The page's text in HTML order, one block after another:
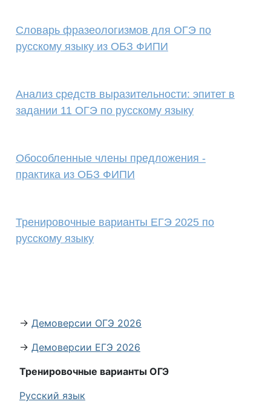
Словарь фразеологизмов для ОГЭ по
русскому языку из ОБЗ ФИПИ
Анализ средств выразительности: эпитет в
задании 11 ОГЭ по русскому языку
Обособленные члены предложения -
практика из ОБЗ ФИПИ
Тренировочные варианты ЕГЭ 2025 по
русскому языку
→ Демоверсии ОГЭ 2026
→ Демоверсии ЕГЭ 2026
Тренировочные варианты ОГЭ
Русский язык